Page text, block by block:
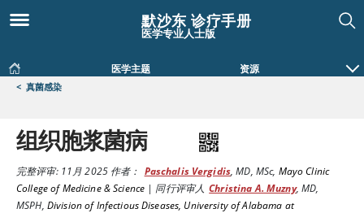
默沙东 诊疗手册
医学专业人士版
医学主题 资源
< 真菌感染
组织胞浆菌病
完整评审:11月 2025作者： Paschalis Vergidis,MD, MSc, Mayo Clinic
College of Medicine & Science | 同行评审人 Christina A. Muzny, MD,
MSPH, Division of Infectious Diseases, University of Alabama at